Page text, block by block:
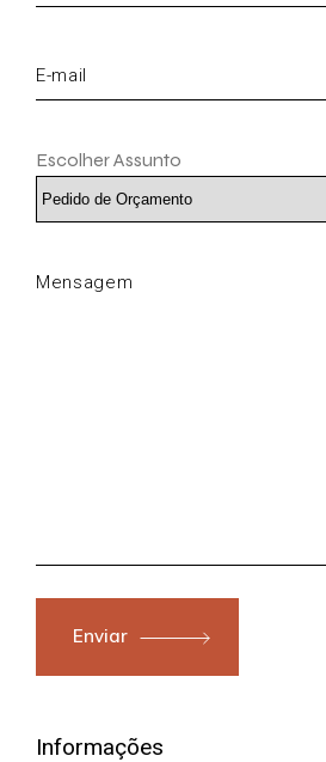
Escolher Assunto
Enviar
Informações